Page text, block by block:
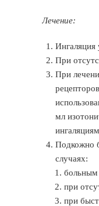
Лечение:
Ингаляция
При
При
мл
Подкожно
случаях:
больным
при
при